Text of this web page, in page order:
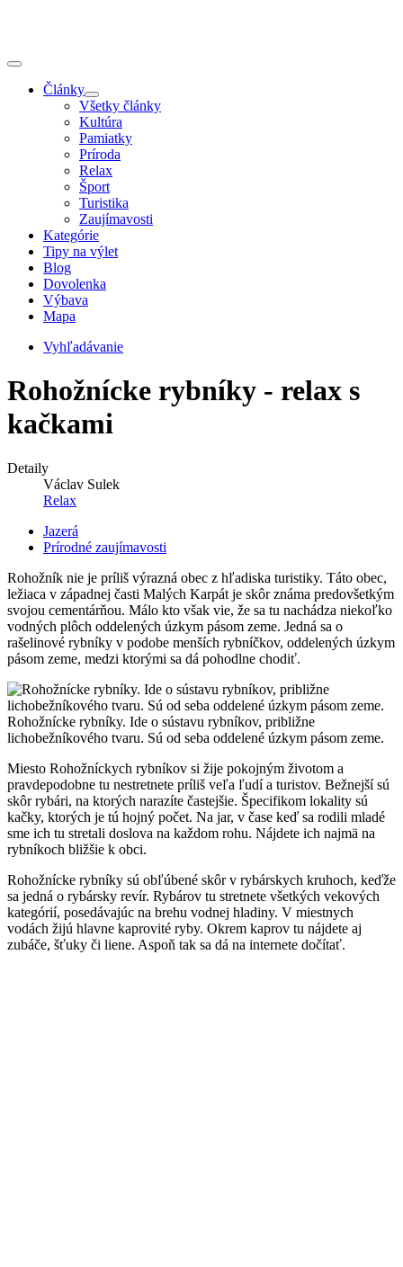
Články
Všetky články
Kultúra
Pamiatky
Príroda
Relax
Šport
Turistika
Zaujímavosti
Kategórie
Tipy na výlet
Blog
Dovolenka
Výbava
Mapa
Vyhľadávanie
Rohožnícke rybníky - relax s
kačkami
Detaily
Václav Sulek
Relax
Jazerá
Prírodné zaujímavosti
Rohožník nie je príliš výrazná obec z hľadiska turistiky. Táto obec,
ležiaca v západnej časti Malých Karpát je skôr známa predovšetkým
svojou cementárňou. Málo kto však vie, že sa tu nachádza niekoľko
vodných plôch oddelených úzkym pásom zeme. Jedná sa o
rašelinové rybníky v podobe menších rybníčkov, oddelených úzkym
pásom zeme, medzi ktorými sa dá pohodlne chodiť.
Rohožnícke rybníky. Ide o sústavu rybníkov, približne
lichobežníkového tvaru. Sú od seba oddelené úzkym pásom zeme.
Miesto Rohožníckych rybníkov si žije pokojným životom a
pravdepodobne tu nestretnete príliš veľa ľudí a turistov. Bežnejší sú
skôr rybári, na ktorých narazíte častejšie. Špecifikom lokality sú
kačky, ktorých je tú hojný počet. Na jar, v čase keď sa rodili mladé
sme ich tu stretali doslova na každom rohu. Nájdete ich najmä na
rybníkoch bližšie k obci.
Rohožnícke rybníky sú obľúbené skôr v rybárskych kruhoch, keďže
sa jedná o rybársky revír. Rybárov tu stretnete všetkých vekových
kategórií, posedávajúc na brehu vodnej hladiny. V miestnych
vodách žijú hlavne kaprovité ryby. Okrem kaprov tu nájdete aj
zubáče, šťuky či liene. Aspoň tak sa dá na internete dočítať.